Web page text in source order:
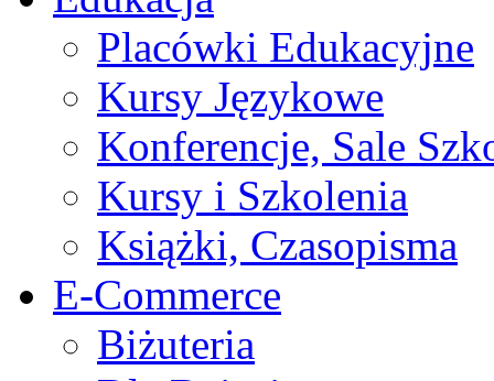
Placówki Edukacyjne
Kursy Językowe
Konferencje, Sale
Kursy i Szkolenia
Książki, Czasopisma
E-Commerce
Biżuteria